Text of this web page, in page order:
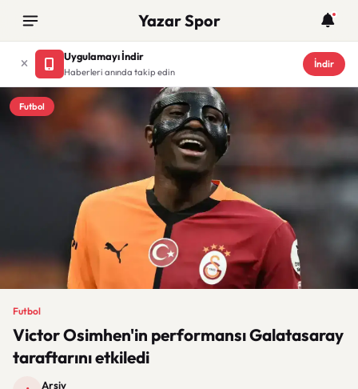
Yazar Spor
Uygulamayı İndir
Haberleri anında takip edin
İndir
Futbol
Futbol
Victor Osimhen'in performansı Galatasaray
taraftarını etkiledi
Arşiv